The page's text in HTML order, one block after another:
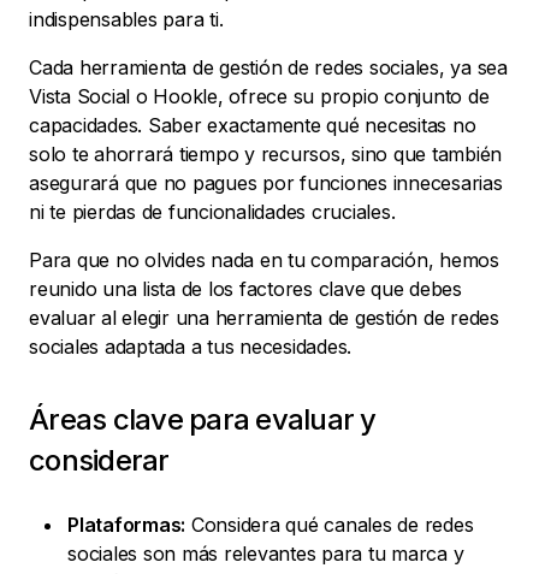
indispensables para ti.
Cada herramienta de gestión de redes sociales, ya sea
Vista Social o Hookle, ofrece su propio conjunto de
capacidades. Saber exactamente qué necesitas no
solo te ahorrará tiempo y recursos, sino que también
asegurará que no pagues por funciones innecesarias
ni te pierdas de funcionalidades cruciales.
Para que no olvides nada en tu comparación, hemos
reunido una lista de los factores clave que debes
evaluar al elegir una herramienta de gestión de redes
sociales adaptada a tus necesidades.
Áreas clave para evaluar y
considerar
Plataformas: Considera qué canales de redes
sociales son más relevantes para tu marca y